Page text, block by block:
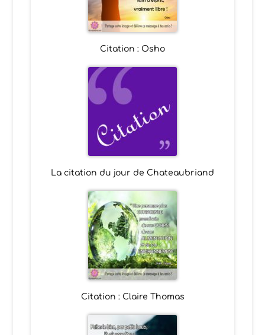
Citation : Osho
La citation du jour de Chateaubriand
Citation : Claire Thomas